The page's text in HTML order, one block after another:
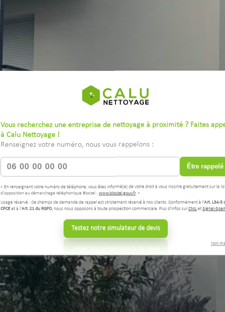
Vous recherchez une entreprise de nettoyage à proximité ? Faites
à Calu Nettoyage !
Renseignez votre numéro, nous vous rappelons :
Être rappelé
« En renseignant votre numéro de téléphone, vous êtes informé(e) de votre droit à vous inscrire gratuitement sur la
d'opposition au démarchage téléphonique Bloctel : www.bloctel.gouv.fr. »
Usage réservé : Ce champs de demande de rappel est strictement réservé à nos clients. Conformément à l'Art. L34-5
CPCEet à l'Art. 21 du RGPD, nous nous opposons à toute prospection commerciale. Plus d'infos surCNILetSignal-
Testez notre simulateur de devis
Non